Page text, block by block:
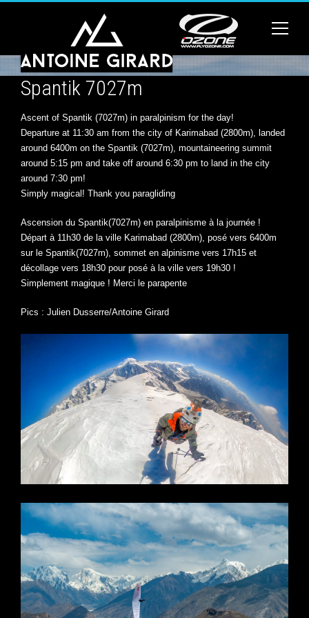
Spantik 7027m
Ascent of Spantik (7027m) in paralpinism for the day!
Departure at 11:30 am from the city of Karimabad (2800m), landed
around 6400m on the Spantik (7027m), mountaineering summit
around 5:15 pm and take off around 6:30 pm to land in the city
around 7:30 pm!
Simply magical! Thank you paragliding
Ascension du Spantik(7027m) en paralpinisme à la journée !
Départ à 11h30 de la ville Karimabad (2800m), posé vers 6400m
sur le Spantik(7027m), sommet en alpinisme vers 17h15 et
décollage vers 18h30 pour posé à la ville vers 19h30 !
Simplement magique ! Merci le parapente
Pics : Julien Dusserre/Antoine Girard